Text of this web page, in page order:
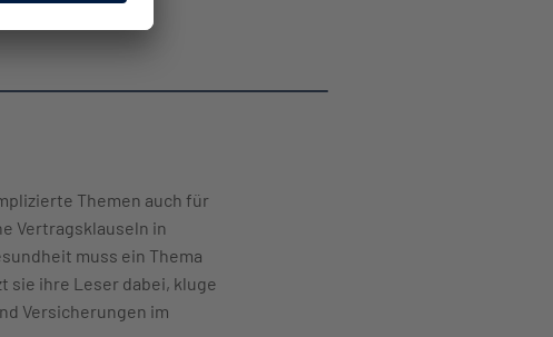
Themen auch für
Vertragsklauseln in
muss ein Thema
sie ihre Leser dabei, kluge
Versicherungen im